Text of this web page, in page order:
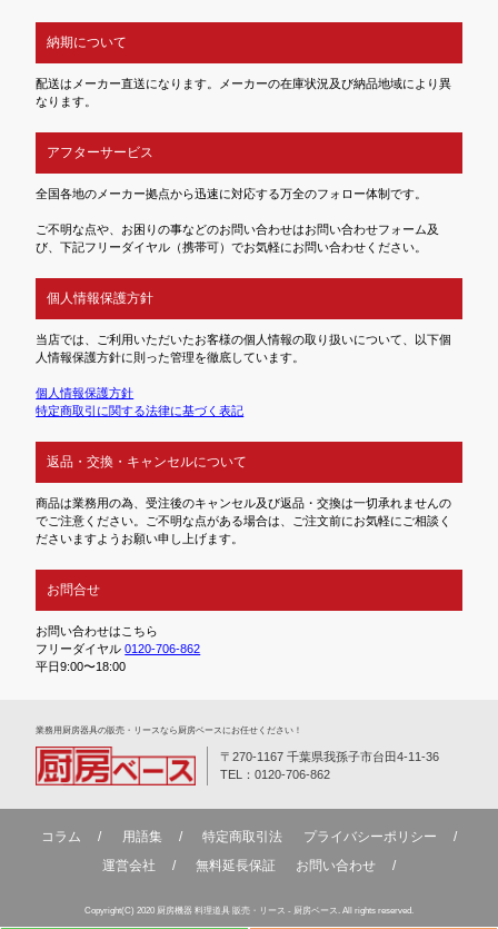
納期について
配送はメーカー直送になります。メーカーの在庫状況及び納品地域により異
なります。
アフターサービス
全国各地のメーカー拠点から迅速に対応する万全のフォロー体制です。
ご不明な点や、お困りの事などのお問い合わせはお問い合わせフォーム及
び、下記フリーダイヤル（携帯可）でお気軽にお問い合わせください。
個人情報保護方針
当店では、ご利用いただいたお客様の個人情報の取り扱いについて、以下個
人情報保護方針に則った管理を徹底しています。
個人情報保護方針
特定商取引に関する法律に基づく表記
返品・交換・キャンセルについて
商品は業務用の為、受注後のキャンセル及び返品・交換は一切承れませんの
でご注意ください。ご不明な点がある場合は、ご注文前にお気軽にご相談く
ださいますようお願い申し上げます。
お問合せ
お問い合わせはこちら
フリーダイヤル0120-706-862
平日9:00〜18:00
業務⽤厨房器具の販売・リースなら厨房ベースにお任せください！
〒270-1167 千葉県我孫子市台田4-11-36
TEL：0120-706-862
コラム 用語集 特定商取引法
プライバシーポリシー
運営会社
無料延⻑保証 お問い合わせ
Copyright(C) 2020 厨房機器 料理道具 販売・リース - 厨房ベース. All rights reserved.